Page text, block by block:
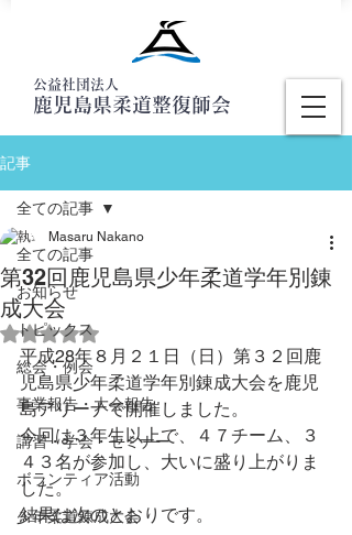
公益社団法人
鹿児島県柔道整復師会
記事
全ての記事
お知らせ
トピックス
総会・例会
事業報告・大会報告
講習・学会・セミナー
ボランティア活動
少年柔道錬成大会
全ての記事
第32回鹿児島県少年柔道学年別錬
成大会
Masaru Nakano
5つ星のうちNaNと評価されています。
平成28年８月２１日（日）第３２回鹿
児島県少年柔道学年別錬成大会を鹿児
島アリーナで開催しました。
今回は３年生以上で、４７チーム、３
４３名が参加し、大いに盛り上がりま
した。
結果は次のとおりです。